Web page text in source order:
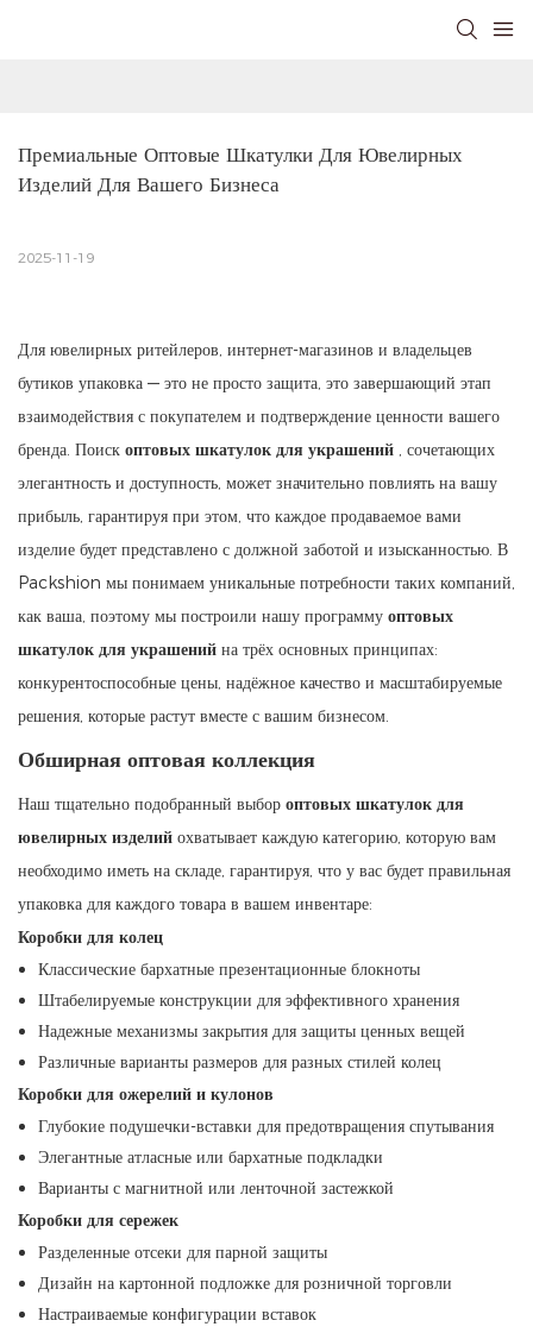
Премиальные Оптовые Шкатулки Для Ювелирных
Изделий Для Вашего Бизнеса
2025-11-19
Для ювелирных ритейлеров, интернет-магазинов и владельцев
бутиков упаковка — это не просто защита, это завершающий этап
взаимодействия с покупателем и подтверждение ценности вашего
бренда. Поиск оптовых шкатулок для украшений , сочетающих
элегантность и доступность, может значительно повлиять на вашу
прибыль, гарантируя при этом, что каждое продаваемое вами
изделие будет представлено с должной заботой и изысканностью. В
Packshion мы понимаем уникальные потребности таких компаний,
как ваша, поэтому мы построили нашу программу оптовых
шкатулок для украшений на трёх основных принципах:
конкурентоспособные цены, надёжное качество и масштабируемые
решения, которые растут вместе с вашим бизнесом.
Обширная оптовая коллекция
Наш тщательно подобранный выбор оптовых шкатулок для
ювелирных изделий охватывает каждую категорию, которую вам
необходимо иметь на складе, гарантируя, что у вас будет правильная
упаковка для каждого товара в вашем инвентаре:
Коробки для колец
Классические бархатные презентационные блокноты
Штабелируемые конструкции для эффективного хранения
Надежные механизмы закрытия для защиты ценных вещей
Различные варианты размеров для разных стилей колец
Коробки для ожерелий и кулонов
Глубокие подушечки-вставки для предотвращения спутывания
Элегантные атласные или бархатные подкладки
Варианты с магнитной или ленточной застежкой
Коробки для сережек
Разделенные отсеки для парной защиты
Дизайн на картонной подложке для розничной торговли
Настраиваемые конфигурации вставок